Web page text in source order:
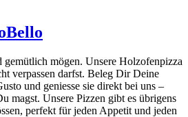
gemütlich mögen. Unsere Holzofenpizza
verpassen darfst. Beleg Dir Deine
und geniesse sie direkt bei uns –
magst. Unsere Pizzen gibt es übrigens
perfekt für jeden Appetit und jeden